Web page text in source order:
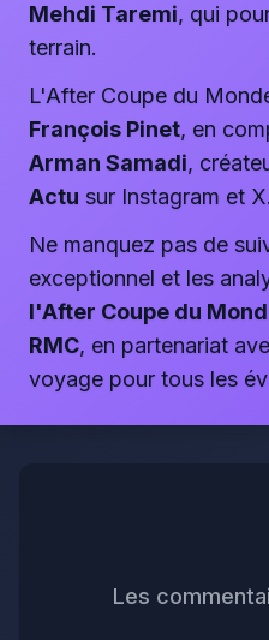
Mehdi Taremi, qui
terrain.
L'After Coupe du
François Pinet, en
Arman Samadi,
Actu sur Instagram et X.
Ne manquez pas de
exceptionnel et les
l'After Coupe du
RMC, en partenariat
voyage pour tous les
Les